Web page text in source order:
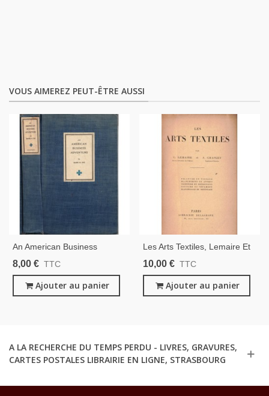
VOUS AIMEREZ PEUT-ÊTRE AUSSI
An American Business
Adventure, The Story Of
Etats-Unis, Industries,
Industrie Textile,
8,00 € TTC
Ajouter au panier
Les Arts Textiles, Lemaire Et
Chaplet, 1917 - Textile, Mode
10,00 € TTC
Ajouter au panier
A LA RECHERCHE DU TEMPS PERDU - LIVRES, GRAVURES,
CARTES POSTALES LIBRAIRIE EN LIGNE, STRASBOURG